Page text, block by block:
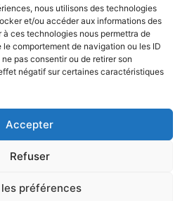
nous utilisons des technologies
et/ou accéder aux informations des
ces technologies nous permettra de
comportement de navigation ou les ID
pas consentir ou de retirer son
négatif sur certaines caractéristiques
Accepter
Refuser
préférences
pour réduire les indésirables.
dont les données de vos
Kadence WP